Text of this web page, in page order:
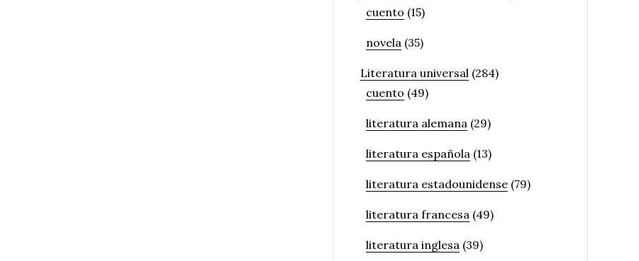
cuento (15)
novela (35)
Literatura universal (284)
cuento (49)
literatura alemana (29)
literatura española (13)
literatura estadounidense (79)
literatura francesa (49)
literatura inglesa (39)